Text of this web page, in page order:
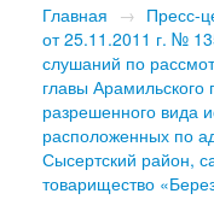
Главная → Пресс-
от 25.11.2011 г. №
слушаний по
главы Арамильского
разрешенного вида
расположенных по
Сысертский район,
товарищество